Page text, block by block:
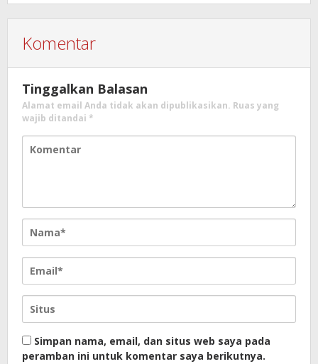
Komentar
Tinggalkan Balasan
Alamat email Anda tidak akan dipublikasikan. Ruas yang
wajib ditandai *
Simpan nama, email, dan situs web saya pada
peramban ini untuk komentar saya berikutnya.